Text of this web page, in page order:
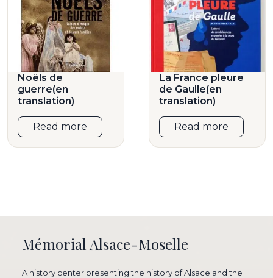
Noëls de
guerre(en
translation)
Read more
La France pleure
de Gaulle(en
translation)
Read more
Mémorial Alsace-Moselle
A history center presenting the history of Alsace and the